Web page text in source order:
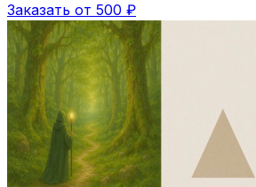
Заказать от 500 ₽